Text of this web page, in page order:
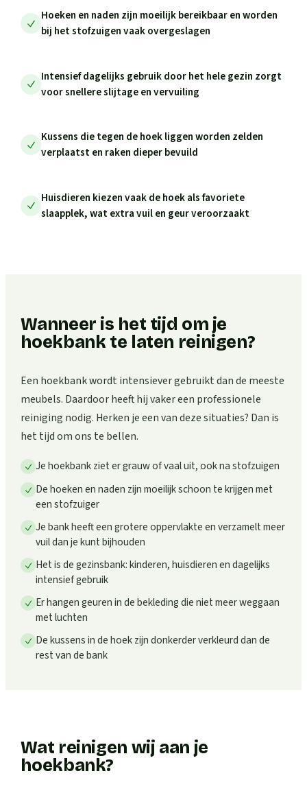
Hoeken en naden zijn moeilijk bereikbaar en worden
bij het stofzuigen vaak overgeslagen
Intensief dagelijks gebruik door het hele gezin zorgt
voor snellere slijtage en vervuiling
Kussens die tegen de hoek liggen worden zelden
verplaatst en raken dieper bevuild
Huisdieren kiezen vaak de hoek als favoriete
slaapplek, wat extra vuil en geur veroorzaakt
Wanneer is het tijd om je
hoekbank te laten reinigen?
Een hoekbank wordt intensiever gebruikt dan de meeste
meubels. Daardoor heeft hij vaker een professionele
reiniging nodig. Herken je een van deze situaties? Dan is
het tijd om ons te bellen.
Je hoekbank ziet er grauw of vaal uit, ook na stofzuigen
De hoeken en naden zijn moeilijk schoon te krijgen met
een stofzuiger
Je bank heeft een grotere oppervlakte en verzamelt meer
vuil dan je kunt bijhouden
Het is de gezinsbank: kinderen, huisdieren en dagelijks
intensief gebruik
Er hangen geuren in de bekleding die niet meer weggaan
met luchten
De kussens in de hoek zijn donkerder verkleurd dan de
rest van de bank
Wat reinigen wij aan je
hoekbank?